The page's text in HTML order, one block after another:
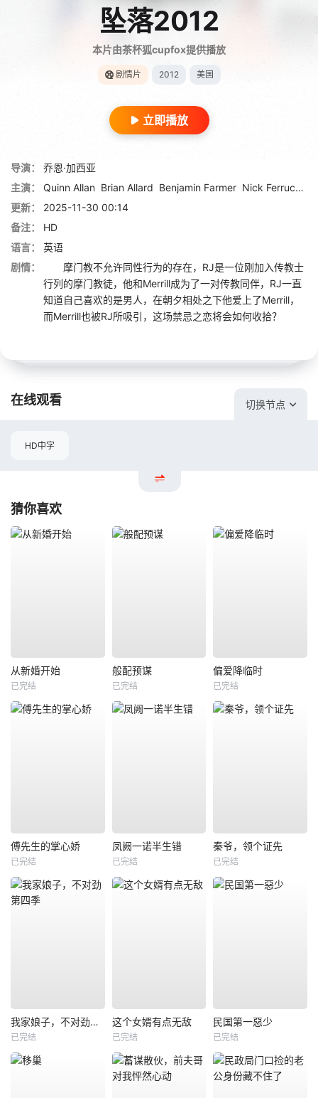
坠落2012
本片由茶杯狐cupfox提供播放
剧情片 2012 美国
立即播放
导演：
乔恩·加西亚
主演：
Quinn Allan Brian Allard Benjamin Farmer Nick Ferrucci
更新：
2025-11-30 00:14
备注：
HD
语言：
英语
剧情：
摩门教不允许同性行为的存在，RJ是一位刚加入传教士
行列的摩门教徒，他和Merrill成为了一对传教同伴，RJ一直
知道自己喜欢的是男人，在朝夕相处之下他爱上了Merrill，
而Merrill也被RJ所吸引，这场禁忌之恋将会如何收拾？
在线观看 切换节点
HD中字
猜你喜欢
从新婚开始
已完结
般配预谋
已完结
偏爱降临时
已完结
傅先生的掌心娇
已完结
凤阙一诺半生错
已完结
秦爷，领个证先
已完结
我家娘子，不对劲第四季
已完结
这个女婿有点无敌
已完结
民国第一惡少
已完结